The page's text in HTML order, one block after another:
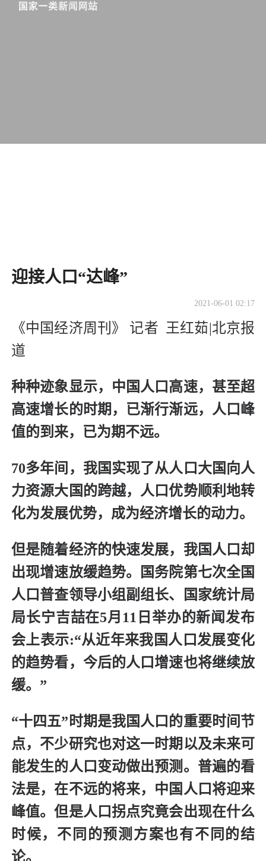
迎接人口“达峰”
2021-06-01 02:17
《中国经济周刊》 记者 王红茹|北京报
道
种种迹象显示，中国人口高速，甚至超
高速增长的时期，已渐行渐远，人口峰
值的到来，已为期不远。
70多年间，我国实现了从人口大国向人
力资源大国的跨越，人口优势顺利地转
化为发展优势，成为经济增长的动力。
但是随着经济的快速发展，我国人口却
出现增速放缓趋势。国务院第七次全国
人口普查领导小组副组长、国家统计局
局长宁吉喆在5月11日举办的新闻发布
会上表示:“从近年来我国人口发展变化
的趋势看，今后的人口增速也将继续放
缓。”
“十四五”时期是我国人口的重要时间节
点，不少研究也对这一时期以及未来可
能发生的人口变动做出预测。普遍的看
法是，在不远的将来，中国人口将迎来
峰值。但是人口拐点究竟会出现在什么
时候，不同的预测方案也有不同的结
论。